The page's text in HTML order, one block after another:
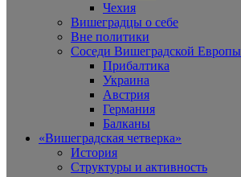
Чехия
Вишеградцы о себе
Вне политики
Соседи Вишеградской Европы
Прибалтика
Украина
Австрия
Германия
Балканы
«Вишеградская четверка»
История
Структуры и активность